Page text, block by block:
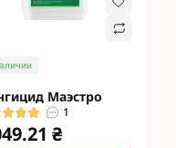
Маэстро
1
₴